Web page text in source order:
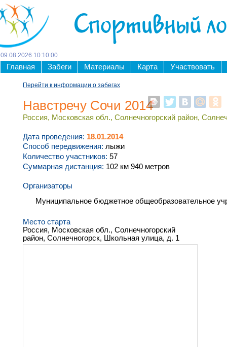
Спортивный
09 08 2026 10:10:01
Главная Забеги Материалы Карта Участвовать
Перейти к информации о забегах
Навстречу Сочи 2014
Россия, Московская обл., Солнечногорский район,
Дата проведения: 18.01.2014
Способ передвижения: лыжи
Количество участников: 57
Суммарная дистанция: 102 км 940 метров
Организаторы
Муниципальное бюджетное общеобразовательное
Место старта
Россия, Московская обл., Солнечногорский
район, Солнечногорск, Школьная улица, д. 1